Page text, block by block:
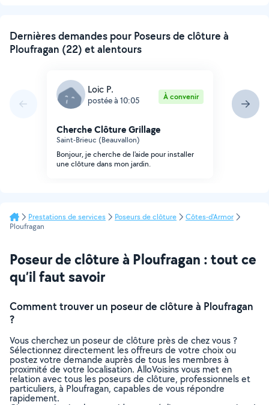
Dernières demandes pour Poseurs de clôture à
Ploufragan (22) et alentours
Loic P.
postée à 10:05 À convenir
Cherche Clôture Grillage
Saint-Brieuc (Beauvallon)
Bonjour, je cherche de l'aide pour installer
une clôture dans mon jardin.
Prestations de services Poseurs de clôture
Côtes-d'Armor
Ploufragan
Poseur de clôture à Ploufragan : tout ce
qu’il faut savoir
Comment trouver un poseur de clôture à Ploufragan
?
Vous cherchez un poseur de clôture près de chez vous ?
Sélectionnez directement les offreurs de votre choix ou
postez votre demande auprès de tous les membres à
proximité de votre localisation. AlloVoisins vous met en
relation avec tous les poseurs de clôture, professionnels et
particuliers, à Ploufragan, capables de vous répondre
rapidement.